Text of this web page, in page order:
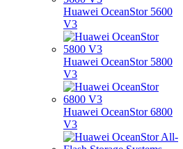
Huawei OceanStor 5600
V3
Huawei OceanStor 5800
V3
Huawei OceanStor 6800
V3